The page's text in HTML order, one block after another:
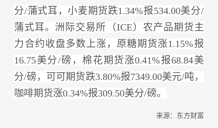
分/蒲式耳，小麦期货跌1.34%报534.00美分/
蒲式耳。洲际交易所（ICE）农产品期货主
力合约收盘多数上涨，原糖期货涨1.15%报
16.75美分/磅，棉花期货涨0.41%报68.84美
分/磅，可可期货跌3.80%报7349.00美元/吨，
咖啡期货涨0.34%报309.50美分/磅。
来源：东方财富